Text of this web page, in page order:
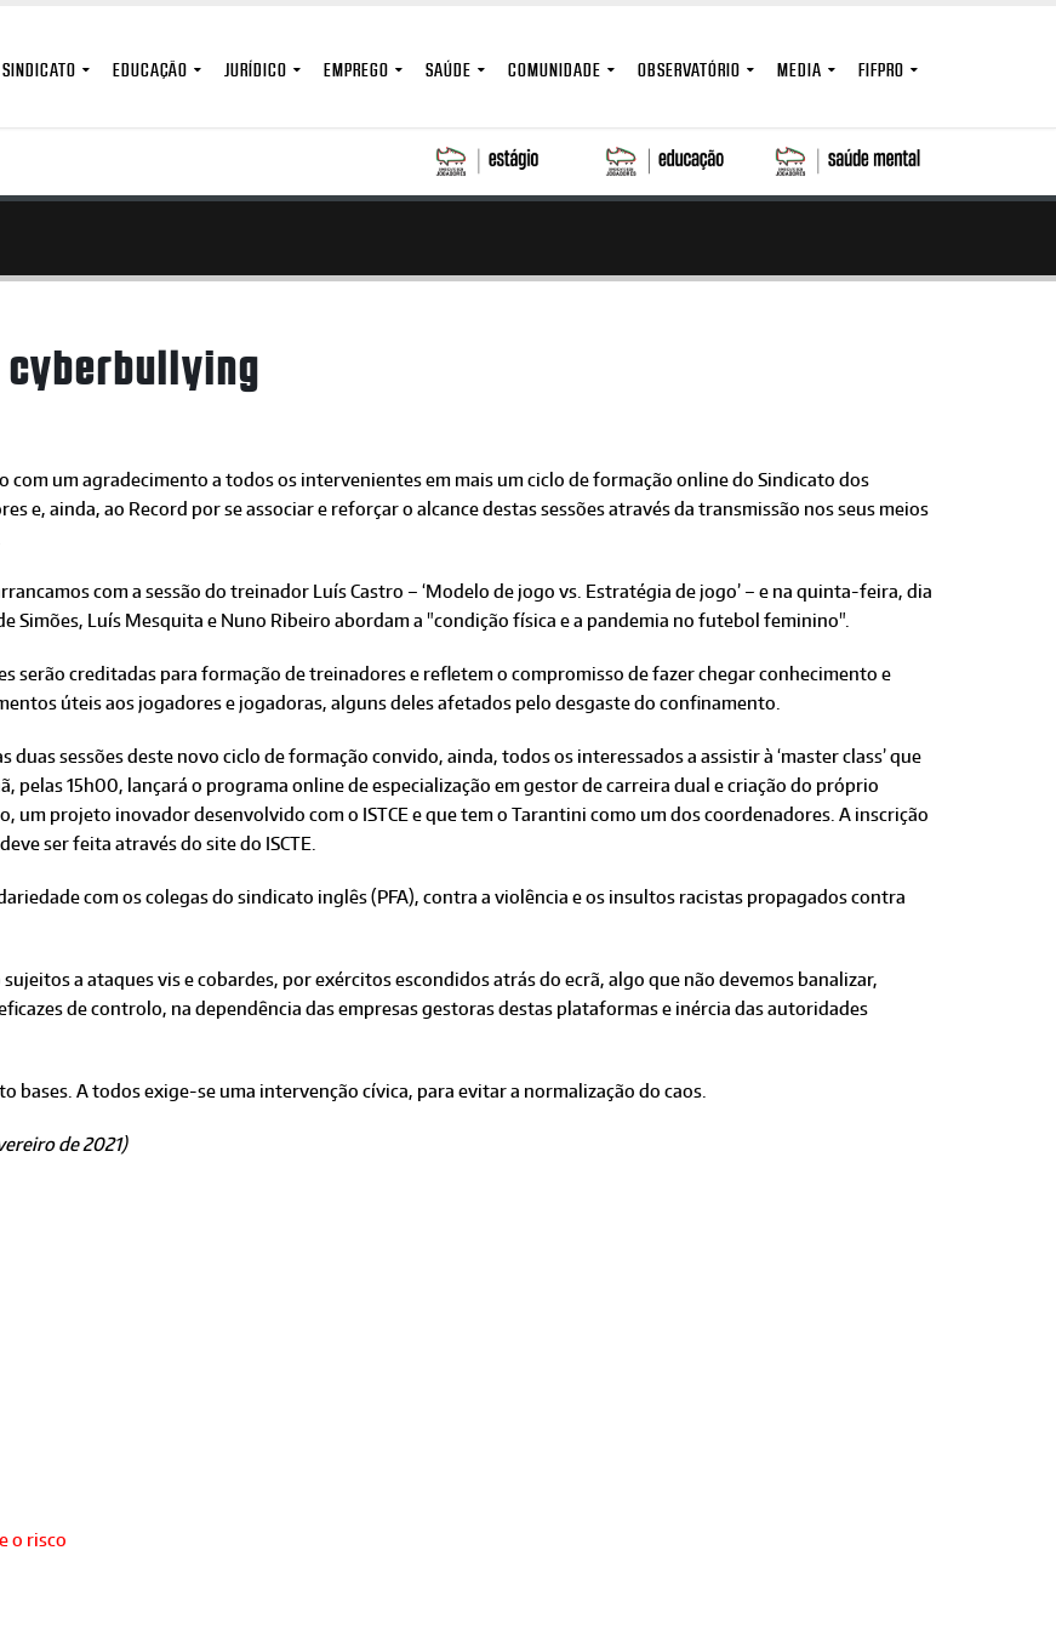
EDUCAÇÃO JURÍDICO EMPREGO SAÚDE COMUNIDADE OBSERVATÓRIO MEDIA FIFPRO
cyberbullying
com um agradecimento a todos os intervenientes em mais um ciclo de formação online do Sindicato dos
e, ainda, ao Record por se associar e reforçar o alcance destas sessões através da transmissão nos seus meios
com a sessão do treinador Luís Castro – ‘Modelo de jogo vs. Estratégia de jogo’ – e na quinta-feira, dia
Simões, Luís Mesquita e Nuno Ribeiro abordam a "condição física e a pandemia no futebol feminino".
serão creditadas para formação de treinadores e refletem o compromisso de fazer chegar conhecimento e
úteis aos jogadores e jogadoras, alguns deles afetados pelo desgaste do confinamento.
duas sessões deste novo ciclo de formação convido, ainda, todos os interessados a assistir à ‘master class’ que
pelas 15h00, lançará o programa online de especialização em gestor de carreira dual e criação do próprio
um projeto inovador desenvolvido com o ISTCE e que tem o Tarantini como um dos coordenadores. A inscrição
ser feita através do site do ISCTE.
com os colegas do sindicato inglês (PFA), contra a violência e os insultos racistas propagados contra
a ataques vis e cobardes, por exércitos escondidos atrás do ecrã, algo que não devemos banalizar,
de controlo, na dependência das empresas gestoras destas plataformas e inércia das autoridades
bases. A todos exige-se uma intervenção cívica, para evitar a normalização do caos.
de 2021)
o risco